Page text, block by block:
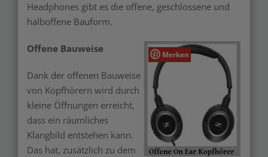
Headphones gibt es die offene, geschlossene und
halboffene Bauform.
Merken
Offene Bauweise
Dank der offenen Bauweise
von Kopfhörern wird durch
kleine Öffnungen erreicht,
dass ein räumliches
Klangbild entstehen kann.
Das hat, zusätzlich zu dem